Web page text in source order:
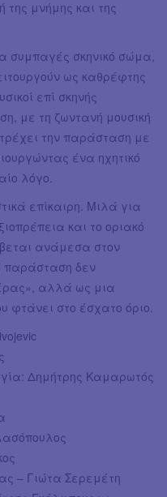
μνήμης και της
συμπαγές σκηνικό σώμα,
ως καθρέφτης
επί σκηνής
με τη ζωντανή μουσική
την παράσταση με
ένα ηχητικό
λόγο.
επίκαιρη. Μιλά για
και το οριακό
ανάμεσα στον
παράσταση δεν
αλλά ως μια
φτάνει στο έσχατο όριο.
Δημήτρης Καμαρωτός
– Γιώτα Σερεμέτη